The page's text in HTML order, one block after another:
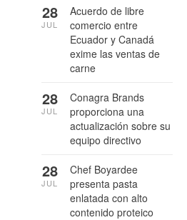
Acuerdo de libre
comercio entre
Ecuador y Canadá
exime las ventas de
carne
28
JUL
Conagra Brands
proporciona una
actualización sobre su
equipo directivo
28
JUL
Chef Boyardee
presenta pasta
enlatada con alto
contenido proteico
28
JUL